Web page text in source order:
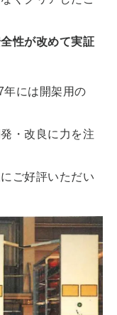
性が改めて実証
年には開架用の
・改良に力を注
ご好評いただい